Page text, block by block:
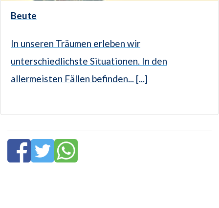
Beute
In unseren Träumen erleben wir
unterschiedlichste Situationen. In den
allermeisten Fällen befinden... [...]